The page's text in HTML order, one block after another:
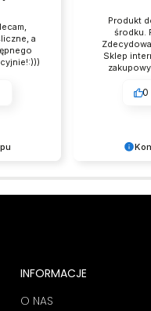
a
Produkt
środku.
Sklep
0
INFORMACJE
O NAS